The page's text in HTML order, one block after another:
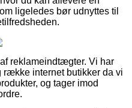
ligeledes bør udnyttes til
reklameindtægter. Vi har
internet butikker da vi
og tager imod